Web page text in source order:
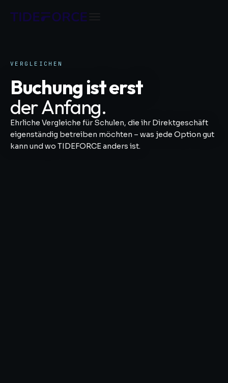
VERGLEICHEN
Buchung ist erst
der Anfang.
Ehrliche Vergleiche für Schulen, die ihr Direktgeschäft
eigenständig betreiben möchten – was jede Option gut
kann und wo TIDEFORCE anders ist.